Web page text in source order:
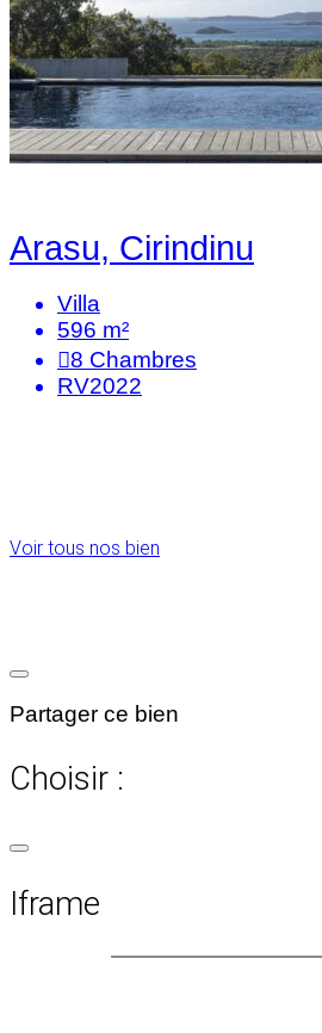
Arasu, Cirindinu
Villa
596 m²
8 Chambres
RV2022
Voir tous nos bien
Partager ce bien
Choisir :
Iframe